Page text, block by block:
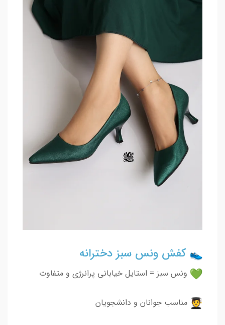
کفش ونس سبز دخترانه
ونس سبز = استایل خیابانی پرانرژی و متفاوت
مناسب جوانان و دانشجویان